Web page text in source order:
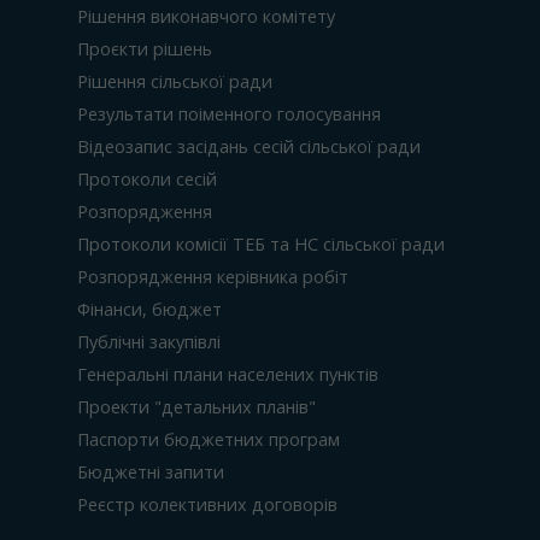
Рішення виконавчого комітету
Проєкти рішень
Рішення сільської ради
Результати поіменного голосування
Відеозапис засідань сесій сільської ради
Протоколи сесій
Розпорядження
Протоколи комісії ТЕБ та НС сільської ради
Розпорядження керівника робіт
Фінанси, бюджет
Публічні закупівлі
Генеральні плани населених пунктів
Проекти "детальних планів"
Паспорти бюджетних програм
Бюджетні запити
Реєстр колективних договорів